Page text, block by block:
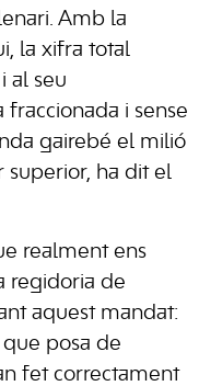
Amb la
la xifra total
al seu
i sense
gairebé el milió
superior, ha dit el
realment ens
regidoria de
aquest mandat:
posa de
fet correctament